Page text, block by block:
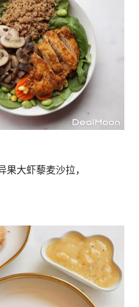
果大虾藜麦沙拉，